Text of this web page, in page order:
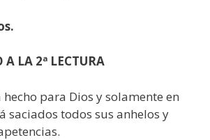
LA 2ª LECTURA
para Dios y solamente en
saciados todos sus anhelos y